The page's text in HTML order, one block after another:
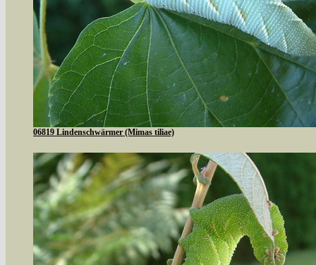
06819 Lindenschwärmer (Mimas tiliae)